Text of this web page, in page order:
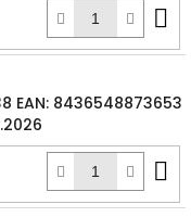
EAN: 8436548873653